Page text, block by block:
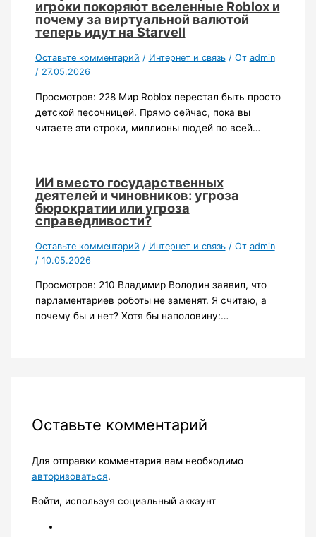
игроки покоряют вселенные Roblox и
почему за виртуальной валютой
теперь идут на Starvell
Оставьте комментарий / Интернет и связь/ От admin
/ 27.05.2026
Просмотров: 228 Мир Roblox перестал быть просто
детской песочницей. Прямо сейчас, пока вы
читаете эти строки, миллионы людей по всей…
ИИ вместо государственных
деятелей и чиновников: угроза
бюрократии или угроза
справедливости?
Оставьте комментарий / Интернет и связь/ От admin
/ 10.05.2026
Просмотров: 210 Владимир Володин заявил, что
парламентариев роботы не заменят. Я считаю, а
почему бы и нет? Хотя бы наполовину:…
Оставьте комментарий
Для отправки комментария вам необходимо
авторизоваться.
Войти, используя социальный аккаунт